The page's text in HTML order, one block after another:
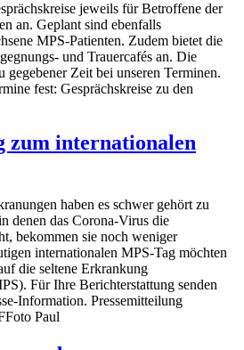
jeweils für Betroffene der
an. Geplant sind ebenfalls
MPS-Patienten. Zudem bietet die
und Trauercafés an. Die
gegebener Zeit bei unseren Terminen.
fest: Gesprächskreise zu den
zum internationalen
haben es schwer gehört zu
denen das Corona-Virus die
bekommen sie noch weniger
internationalen MPS-Tag möchten
die seltene Erkrankung
Für Ihre Berichterstattung senden
Information. Pressemitteilung
Paul